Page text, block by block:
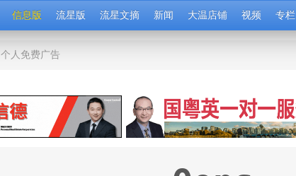
信息版 流星版 流星文摘 新闻 大温店铺 视频 专栏
个人免费广告